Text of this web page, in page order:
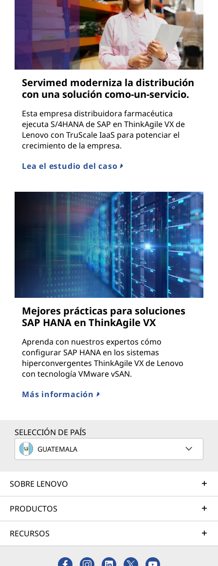
Servimed moderniza la distribución
con una solución como-un-servicio.
Esta empresa distribuidora farmacéutica
ejecuta S/4HANA de SAP en ThinkAgile VX de
Lenovo con TruScale IaaS para potenciar el
crecimiento de la empresa.
Lea el estudio del caso
Mejores prácticas para soluciones
SAP HANA en ThinkAgile VX
Aprenda con nuestros expertos cómo
configurar SAP HANA en los sistemas
hiperconvergentes ThinkAgile VX de Lenovo
con tecnología VMware vSAN.
Más información
SELECCIÓN DE PAÍS
GUATEMALA
SOBRE LENOVO
PRODUCTOS
RECURSOS